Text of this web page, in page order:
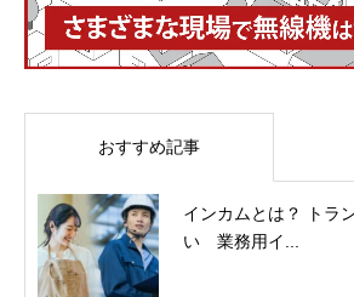
おすすめ記事
インカムとは？ トラ
い 業務用イ...